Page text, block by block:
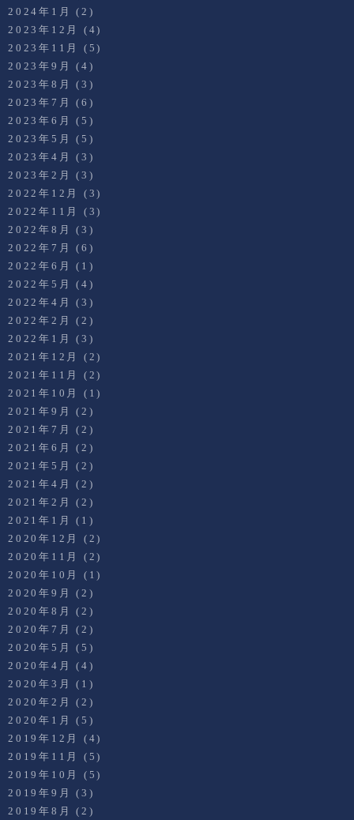
2024年1月
(2)
2023年12月
(4)
2023年11月
(5)
2023年9月
(4)
2023年8月
(3)
2023年7月
(6)
2023年6月
(5)
2023年5月
(5)
2023年4月
(3)
2023年2月
(3)
2022年12月
(3)
2022年11月
(3)
2022年8月
(3)
2022年7月
(6)
2022年6月
(1)
2022年5月
(4)
2022年4月
(3)
2022年2月
(2)
2022年1月
(3)
2021年12月
(2)
2021年11月
(2)
2021年10月
(1)
2021年9月
(2)
2021年7月
(2)
2021年6月
(2)
2021年5月
(2)
2021年4月
(2)
2021年2月
(2)
2021年1月
(1)
2020年12月
(2)
2020年11月
(2)
2020年10月
(1)
2020年9月
(2)
2020年8月
(2)
2020年7月
(2)
2020年5月
(5)
2020年4月
(4)
2020年3月
(1)
2020年2月
(2)
2020年1月
(5)
2019年12月
(4)
2019年11月
(5)
2019年10月
(5)
2019年9月
(3)
2019年8月
(2)